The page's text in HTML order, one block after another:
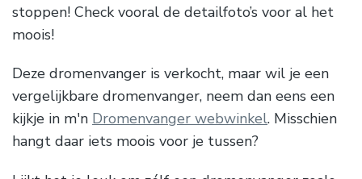
stoppen! Check vooral de detailfoto’s voor al het
moois!
Deze dromenvanger is verkocht, maar wil je een
vergelijkbare dromenvanger, neem dan eens een
kijkje in m'n Dromenvanger webwinkel. Misschien
hangt daar iets moois voor je tussen?